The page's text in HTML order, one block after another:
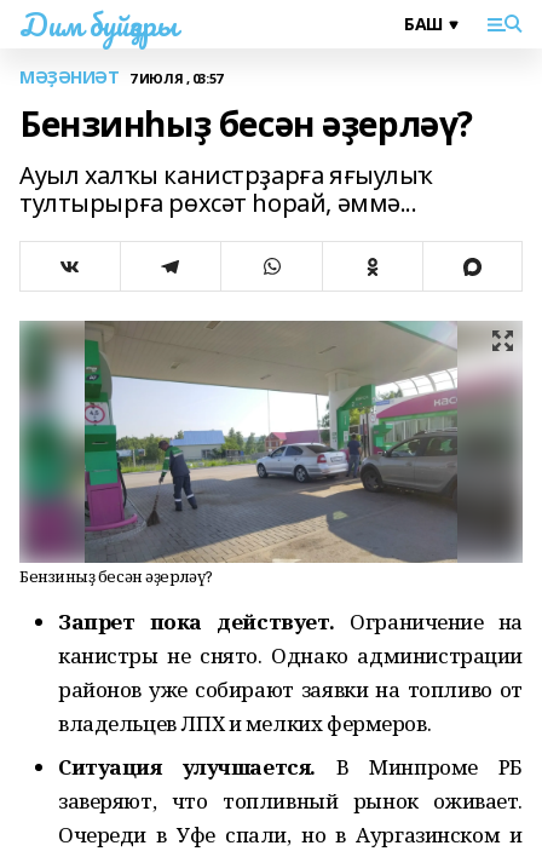
Дим буйҙары
МӘҘӘНИӘТ 7 ИЮЛЯ , 03:57
Бензинһыҙ бесән әҙерләү?
Ауыл халҡы канистрҙарға яғыулыҡ
тултырырға рөхсәт һорай, әммә...
Бензинһыҙ бесән әҙерләү?
Запрет пока действует. Ограничение на
канистры не снято. Однако администрации
районов уже собирают заявки на топливо от
владельцев ЛПХ и мелких фермеров.
Ситуация улучшается. В Минпроме РБ
заверяют, что топливный рынок оживает.
Очереди в Уфе спали, но в Аургазинском и